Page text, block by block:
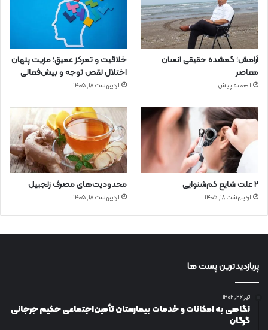
آرامش؛ گمشده حقیقی انسان
معاصر
1 هفته پیش
خلاقیت و تمرکز عمیق؛ مزیت پنهان
اختلال نقص توجه و بیش‌فعالی
اردیبهشت ۱۸, ۱۴۰۵
۲ علت شایع‌ کم‌شنوایی
اردیبهشت ۱۸, ۱۴۰۵
محدودیت‌های مصرف زنجبیل
اردیبهشت ۱۸, ۱۴۰۵
پربازدیدترین پست ها
تیر ۲۶, ۱۴۰۲
نگاهی به امکانات و خدمات بیمارستان تأمین‌اجتماعی حکیم جرجانی
گرگان